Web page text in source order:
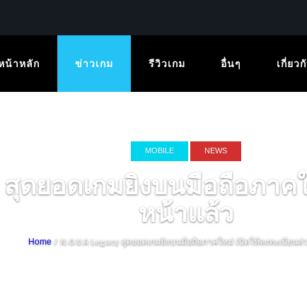
น้าหลัก ข่าวเกม รีวิวเกม อื่นๆ เกี่ยว
MOBILE NEWS
สุดยอดเกมยิงบนมือถือภาค
หน้าแล้ว
Home / N.O.V.A Legacy สุดยอดเกมยิงบนมือถือภาคใหม่ เปิดให้ลงทะเบียน